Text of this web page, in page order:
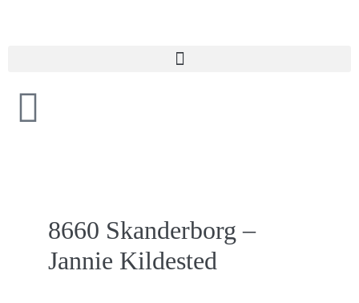
8660 Skanderborg –
Jannie Kildested